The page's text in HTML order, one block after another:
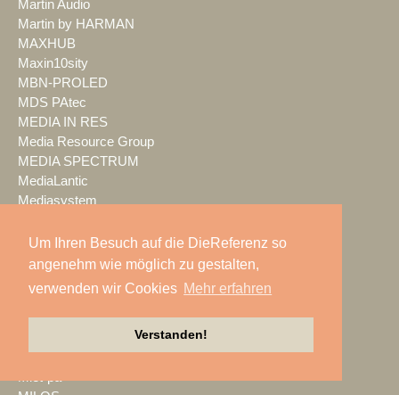
Um Ihren Besuch auf die DieReferenz so
angenehm wie möglich zu gestalten,
verwenden wir Cookies Mehr erfahren
Verstanden!
Martin Audio
Martin by HARMAN
MAXHUB
Maxin10sity
MBN-PROLED
MDS PAtec
MEDIA IN RES
Media Resource Group
MEDIA SPECTRUM
MediaLantic
Mediasystem
MEEVI-rent
Mega Audio
Merging Technologies
Miet-pa